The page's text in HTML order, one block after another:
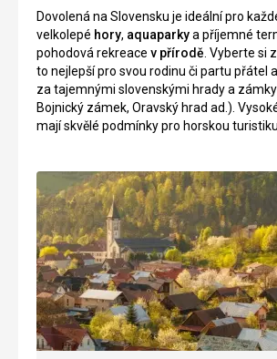
jeskyní
celém
světě
světlo
zde
roku
1887.
Ledová
vrstva,
která
zde
začala
vytvářet
655
metrů
nad
mořem.
Celé
pohoří
stejnojmenným
národním
parkem,
jenž
své
přírody
skutečně
Dovolená na Slovensku je ideální pro
velkolepé hory, aquaparkya příjemné
pohodová rekreace v přírodě . Vyberte si
to nejlepší pro svou rodinu či partu přátel
za tajemnými slovenskými hrady a
Bojnický zámek, Oravský hrad ad.).
mají skvělé podmínky pro horskou turistiku.